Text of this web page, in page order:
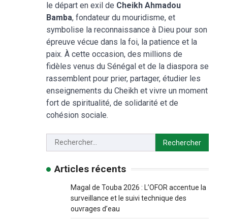
le départ en exil de Cheikh Ahmadou
Bamba, fondateur du mouridisme, et
symbolise la reconnaissance à Dieu pour son
épreuve vécue dans la foi, la patience et la
paix. À cette occasion, des millions de
fidèles venus du Sénégal et de la diaspora se
rassemblent pour prier, partager, étudier les
enseignements du Cheikh et vivre un moment
fort de spiritualité, de solidarité et de
cohésion sociale.
Articles récents
Magal de Touba 2026 : L’OFOR accentue la
surveillance et le suivi technique des
ouvrages d’eau